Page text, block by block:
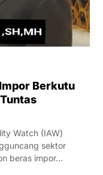
Berkutu
Watch (IAW)
sektor
beras impor…